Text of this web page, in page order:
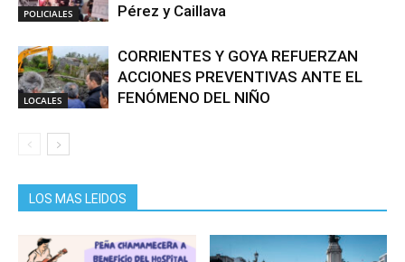
POLICIALES
Pérez y Caillava
LOCALES
CORRIENTES Y GOYA REFUERZAN
ACCIONES PREVENTIVAS ANTE EL
FENÓMENO DEL NIÑO
LOS MAS LEIDOS